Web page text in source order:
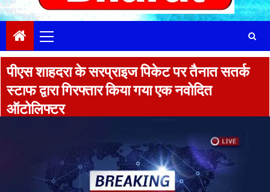
Menu
पीएस शाहदरा के सरप्राइज पिकेट पर तैनात सतर्क
स्टाफ द्वारा गिरफ्तार किया गया एक नवोदित
ऑटोलिफ्टर